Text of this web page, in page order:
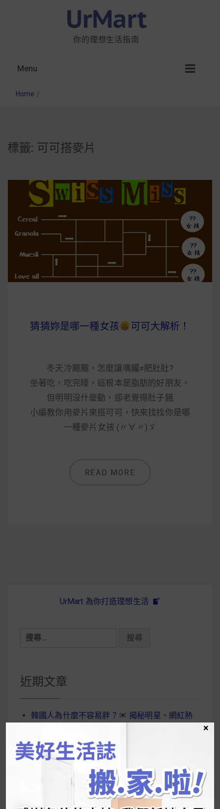
你的理想生活指南
Menu
星巴克都用 OATLY 泡咖啡？市售燕麥奶大剖
無麩質食物清單一覽：燕麥、麵包還有餅乾，
早餐這樣料理最適合！
早上沒時間做早餐？10 款隔夜更美味的燕麥粥
簡單料理
啦！
Home /
標籤: 可可搭麥片
猜猜妳是哪一種女孩 可可大解析！
冬天冷颼颼，怎麼讓嘴饞≠肥肚肚?
坐著吃，吃完睡，這根本是脂肪的好朋友，
但明明沒什麼動，卻老覺得肚子餓
小編教你用麥片來搭可可，快來找找你是哪
一種麥片女孩 (〃∀〃)ゞ
READ MORE
UrMart 為你打造理想生活
搜
鍵
字:
近期文章
韓國人為什麼不容易胖？
揭秘明星、網紅熱
好吃的蛋白點心還有好玩的運動小遊戲！今年過
年已經等不及帶這盒跟我的親戚、朋友們一起分
2026 過年禮盒推薦｜五款百元健康伴手禮
停用猛健樂後會反彈嗎？作用解析＋停藥後體重
×